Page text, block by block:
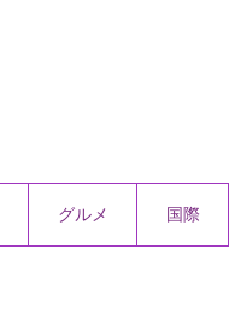
グルメ 国際